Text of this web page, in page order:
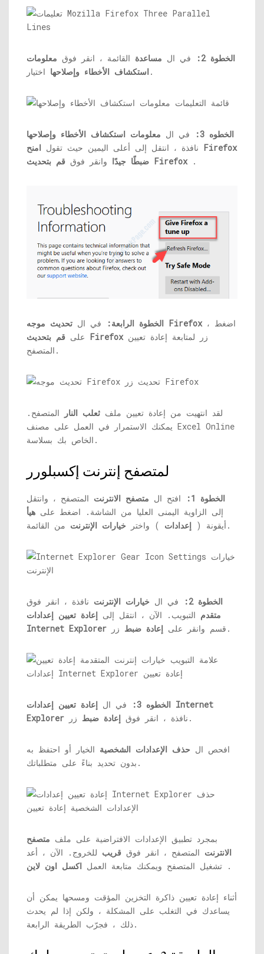
الخطوة 2: في ال مساعدة القائمة ، انقر فوق معلومات
استكشاف الأخطاء وإصلاحها اختيار.
الخطوه 3: في ال معلومات استكشاف الأخطاء وإصلاحها
نافذة ، انتقل إلى أعلى اليمين حيث تقول امنح Firefox
ضبطًا جيدًا وانقر فوق قم بتحديث Firefox.
الخطوة الرابعة: في ال تحديث موجه Firefox، اضغط
على قم بتحديث Firefoxزر لمتابعة إعادة تعيين
المتصفح.
لقد انتهيت من إعادة تعيين ملف ثعلب النار
المتصفح.
يمكنك الاستمرار في العمل على مصنف Excel Online
الخاص بك بسلاسة.
لمتصفح إنترنت إكسبلورر
الخطوة 1: افتح ال متصفح الانترنت المتصفح ، وانتقل
إلى الزاوية اليمنى العليا من الشاشة. اضغط على هيأ
أيقونة ( إعدادات ) واختر خيارات الإنترنت من القائمة.
الخطوة 2: في ال خيارات الإنترنت نافذة ، انقر فوق
متقدم التبويب. الآن ، انتقل إلى إعادة تعيين إعدادات
Internet Explorer
قسم وانقر على إعادة ضبط زر.
الخطوه 3: في ال إعادة تعيين إعدادات Internet
Explorer
نافذة ، انقر فوق إعادة ضبط زر.
افحص ال حذف الإعدادات الشخصية الخيار أو احتفظ به
بدون تحديد بناءً على متطلباتك.
بمجرد تطبيق الإعدادات الافتراضية على ملف متصفح
الانترنت المتصفح ، انقر فوق قريب للخروج. الآن ، أعد
تشغيل المتصفح ويمكنك متابعة العمل اكسل اون لاين .
أثناء إعادة تعيين ذاكرة التخزين المؤقت ومسحها يمكن أن
يساعدك في التغلب على المشكلة ، ولكن إذا لم يحدث
ذلك ، فجرّب الطريقة الرابعة.